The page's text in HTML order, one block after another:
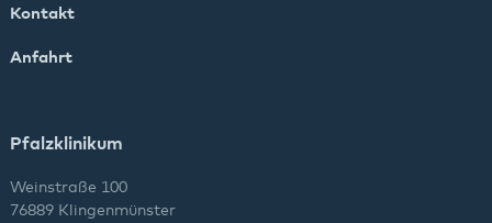
Kontakt
Anfahrt
Pfalzklinikum
Weinstraße 100
76889 Klingenmünster